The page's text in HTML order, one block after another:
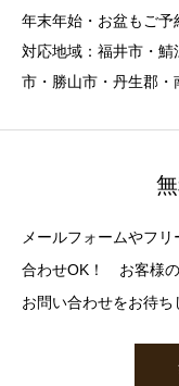
年末年始・お盆もご予
対応地域：福井市・
市・勝山市・丹生郡・
メールフォームやフ
合わせOK！ お客様の
お問い合わせをお待ち